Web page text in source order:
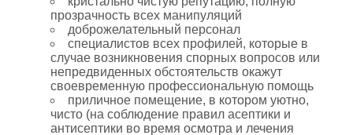
прозрачность всех манипуляций
доброжелательный персонал
специалистов всех профилей, которые в
случае возникновения спорных вопросов или
непредвиденных обстоятельств окажут
своевременную профессиональную помощь
приличное помещение, в котором уютно,
чисто (на соблюдение правил асептики и
антисептики во время осмотра и лечения